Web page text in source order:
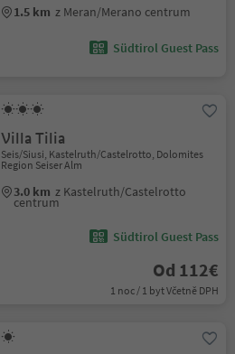
1.5 km z Meran/Merano centrum
Südtirol Guest Pass
Villa Tilia
Seis/Siusi, Kastelruth/Castelrotto, Dolomites
Region Seiser Alm
3.0 km z Kastelruth/Castelrotto
centrum
Südtirol Guest Pass
Od 112€
1 noc / 1 byt Včetně DPH